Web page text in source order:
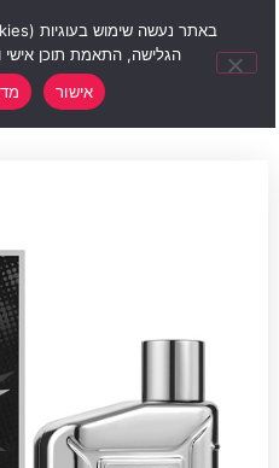
הגלישה, התאמת תוכן אישי
אישור